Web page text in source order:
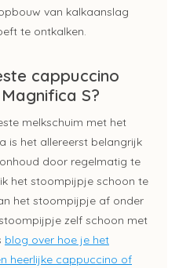
van kalkaanslag
te ontkalken.
cappuccino
S?
melkschuim met het
is het allereerst belangrijk
door regelmatig te
het stoompijpje schoon te
het stoompijpje af onder
zelf schoon met
blog over hoe je het
heerlijke cappuccino of